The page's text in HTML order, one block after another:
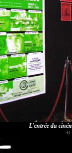
L'entrée du
©